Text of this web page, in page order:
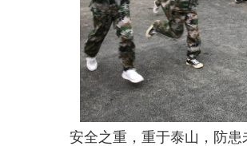
安全之重，重于泰山，防